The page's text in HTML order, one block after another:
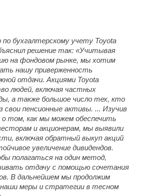
по бухгалтерскому учету Toyota
решение так: «Учитывая
на фондовом рынке, мы хотим
нашу приверженность
отдачи. Акциями Toyota
людей, включая частных
а также большое число тех, кто
свои пенсионные активы. ... Изучив
о том, как мы можем обеспечить
и акционерам, мы выявили
включая обратный выкуп акций
увеличение дивидендов.
полагаться на один метод,
отдачу с помощью сочетания
В дальнейшем мы продолжим
меры и стратегии в тесном